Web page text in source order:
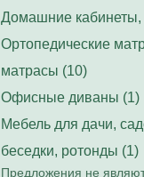
Домашние кабинеты,
Ортопедические
матрасы (10)
Офисные диваны (1)
Мебель для дачи,
беседки, ротонды (1)
Предложения не